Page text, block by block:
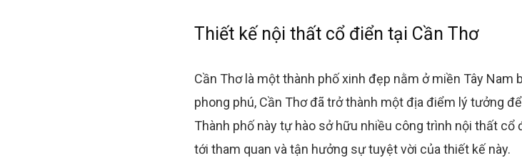
Thiết kế nội thất cổ điển tại Cần Thơ
Cần Thơ là một thành phố xinh đẹp nằm ở miền Tây Nam
phong phú, Cần Thơ đã trở thành một địa điểm lý tưởng
Thành phố này tự hào sở hữu nhiều công trình nội thất
tới tham quan và tận hưởng sự tuyệt vời của thiết kế này.